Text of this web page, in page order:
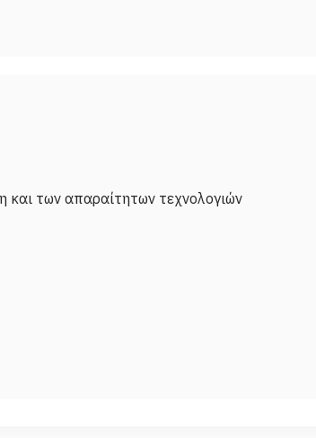
και των απαραίτητων τεχνολογιών